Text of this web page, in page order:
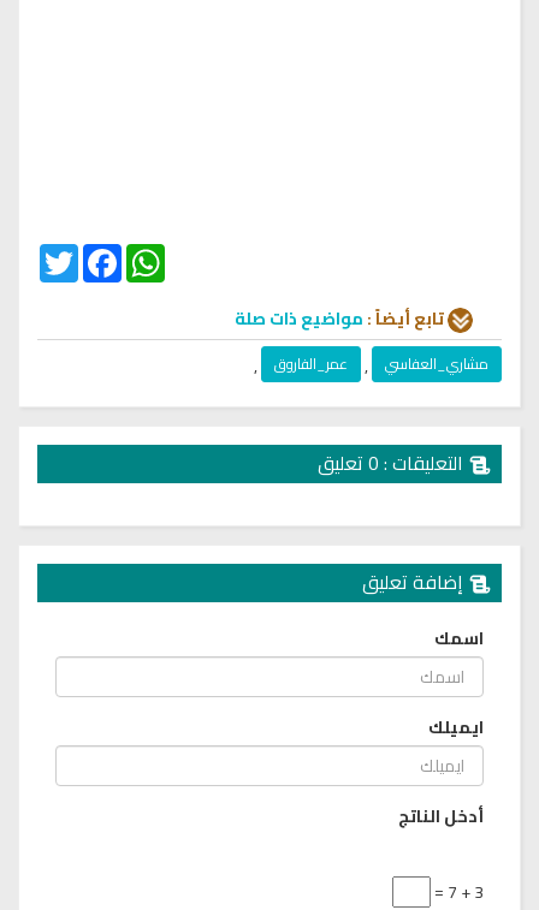
Twitter
FacebookWhatsApp
تابع أيضاً :مواضيع ذات صلة
مشاري_العفاسي , عمر_الفاروق ,
التعليقات : 0 تعليق
إضافة تعليق
اسمك
ايميلك
أدخل الناتج
3 + 7 =